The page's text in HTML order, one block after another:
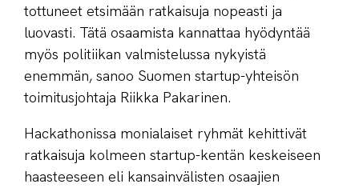
tottuneet etsimään ratkaisuja nopeasti ja
luovasti. Tätä osaamista kannattaa hyödyntää
myös politiikan valmistelussa nykyistä
enemmän, sanoo Suomen startup-yhteisön
toimitusjohtaja Riikka Pakarinen.
Hackathonissa monialaiset ryhmät kehittivät
ratkaisuja kolmeen startup-kentän keskeiseen
haasteeseen eli kansainvälisten osaajien